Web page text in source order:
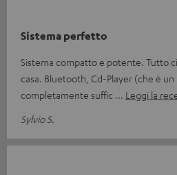
Sistema perfetto
Sistema compatto e potente. Tutto
casa. Bluetooth, Cd-Player (che è
completamente suffic
Leggi la
Sylvio S.